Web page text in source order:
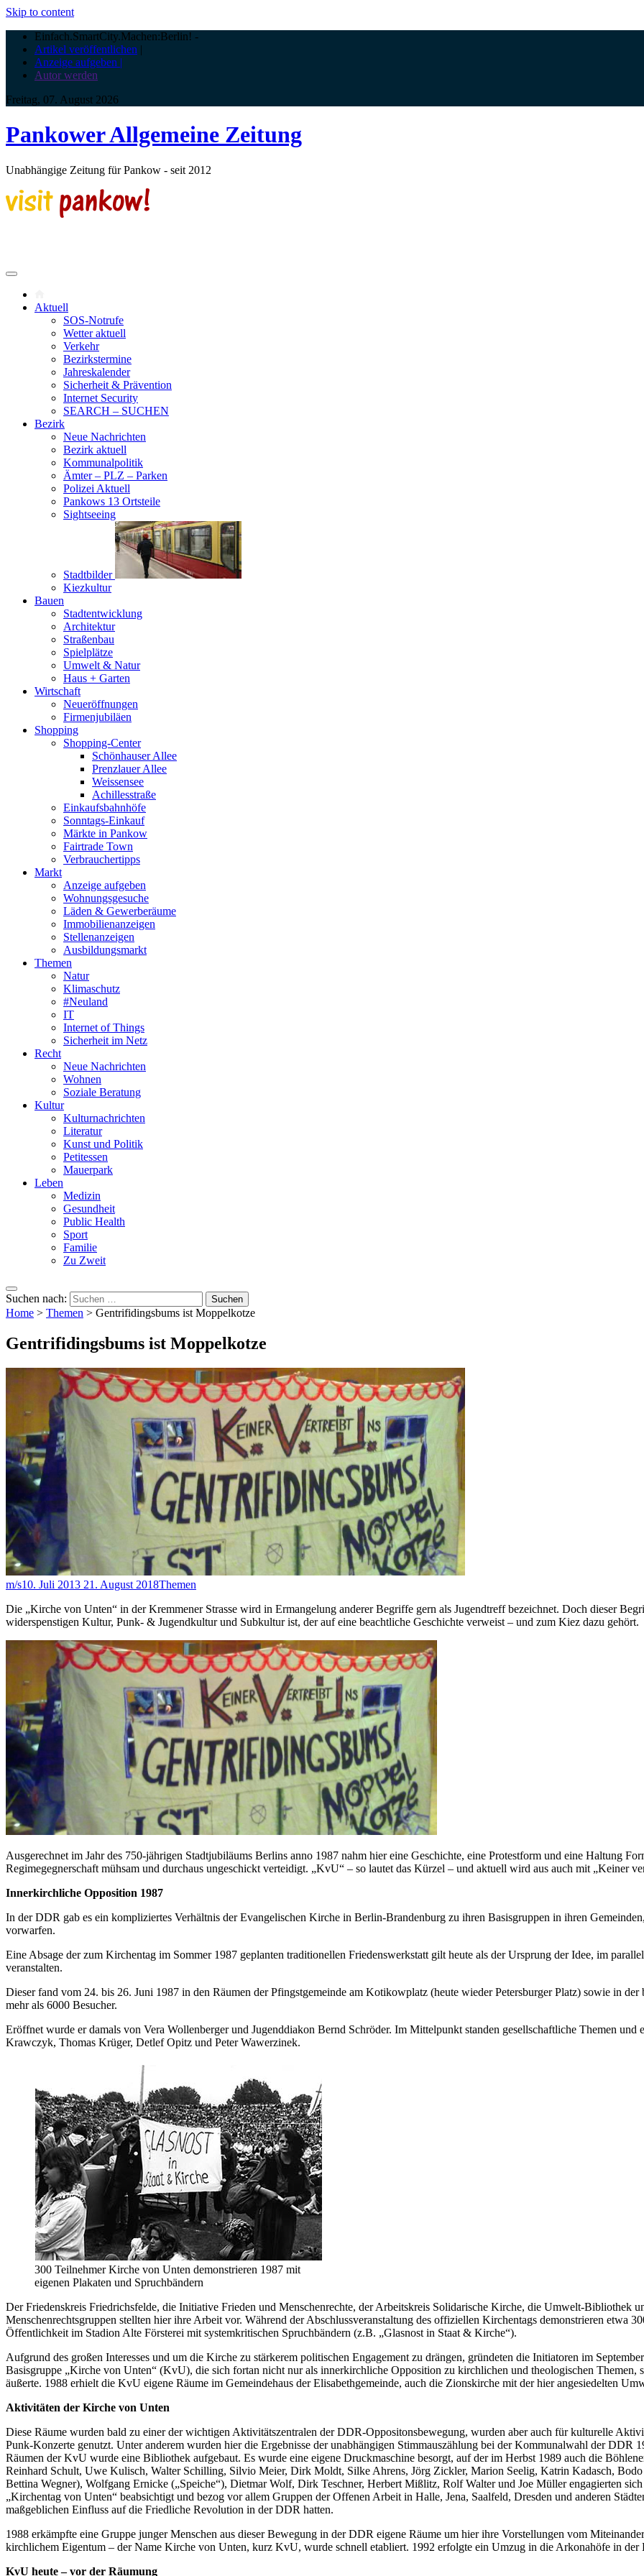
Skip to content
Einfach.SmartCity.Machen:Berlin! -
Artikel veröffentlichen |
Anzeige aufgeben |
Autor werden
Freitag, 07. August 2026
Pankower Allgemeine Zeitung
Unabhängige Zeitung für Pankow - seit 2012
Aktuell
SOS-Notrufe
Wetter aktuell
Verkehr
Bezirkstermine
Jahreskalender
Sicherheit & Prävention
Internet Security
SEARCH – SUCHEN
Bezirk
Neue Nachrichten
Bezirk aktuell
Kommunalpolitik
Ämter – PLZ – Parken
Polizei Aktuell
Pankows 13 Ortsteile
Sightseeing
Stadtbilder
Kiezkultur
Bauen
Stadtentwicklung
Architektur
Straßenbau
Spielplätze
Umwelt & Natur
Haus + Garten
Wirtschaft
Neueröffnungen
Firmenjubiläen
Shopping
Shopping-Center
Schönhauser Allee
Prenzlauer Allee
Weissensee
Achillesstraße
Einkaufsbahnhöfe
Sonntags-Einkauf
Märkte in Pankow
Fairtrade Town
Verbrauchertipps
Markt
Anzeige aufgeben
Wohnungsgesuche
Läden & Gewerberäume
Immobilienanzeigen
Stellenanzeigen
Ausbildungsmarkt
Themen
Natur
Klimaschutz
#Neuland
IT
Internet of Things
Sicherheit im Netz
Recht
Neue Nachrichten
Wohnen
Soziale Beratung
Kultur
Kulturnachrichten
Literatur
Kunst und Politik
Petitessen
Mauerpark
Leben
Medizin
Gesundheit
Public Health
Sport
Familie
Zu Zweit
Suchen nach:
Home > Themen > Gentrifidingsbums ist Moppelkotze
Gentrifidingsbums ist Moppelkotze
m/s10. Juli 2013 21. August 2018Themen
Die „Kirche von Unten“ in der Kremmener Strasse wird in Ermangelung anderer Begriffe gern als Jugendtreff bezeichnet. Doch dieser
widerspenstigen Kultur, Punk- & Jugendkultur und Subkultur ist, der auf eine beachtliche Geschichte verweist – und zum Kiez dazu gehört.
Ausgerechnet im Jahr des 750-jährigen Stadtjubiläums Berlins anno 1987 nahm hier eine Geschichte, eine Protestform und eine Haltung
Regimegegnerschaft mühsam und durchaus ungeschickt verteidigt. „KvU“ – so lautet das Kürzel – und aktuell wird aus auch mit „Keiner
Innerkirchliche Opposition 1987
In der DDR gab es ein kompliziertes Verhältnis der Evangelischen Kirche in Berlin-Brandenburg zu ihren Basisgruppen in ihren
vorwarfen.
Eine Absage der zum Kirchentag im Sommer 1987 geplanten traditionellen Friedenswerkstatt gilt heute als der Ursprung der Idee, im
veranstalten.
Dieser fand vom 24. bis 26. Juni 1987 in den Räumen der Pfingstgemeinde am Kotikowplatz (heute wieder Petersburger Platz) sowie in
mehr als 6000 Besucher.
Eröffnet wurde er damals von Vera Wollenberger und Jugenddiakon Bernd Schröder. Im Mittelpunkt standen gesellschaftliche Themen und
Krawczyk, Thomas Krüger, Detlef Opitz und Peter Wawerzinek.
300 Teilnehmer Kirche von Unten demonstrieren 1987 mit
eigenen Plakaten und Spruchbändern
Der Friedenskreis Friedrichsfelde, die Initiative Frieden und Menschenrechte, der Arbeitskreis Solidarische Kirche, die Umwelt-Bibliothek
Menschenrechtsgruppen stellten hier ihre Arbeit vor. Während der Abschlussveranstaltung des offiziellen Kirchentags demonstrieren etwa
Öffentlichkeit im Stadion Alte Försterei mit systemkritischen Spruchbändern (z.B. „Glasnost in Staat & Kirche“).
Aufgrund des großen Interesses und um die Kirche zu stärkerem politischen Engagement zu drängen, gründeten die Initiatoren im
Basisgruppe „Kirche von Unten“ (KvU), die sich fortan nicht nur als innerkirchliche Opposition zu kirchlichen und theologischen Themen,
äußerte. 1988 erhielt die KvU eigene Räume im Gemeindehaus der Elisabethgemeinde, auch die Zionskirche mit der hier angesiedelten
Aktivitäten der Kirche von Unten
Diese Räume wurden bald zu einer der wichtigen Aktivitätszentralen der DDR-Oppositonsbewegung, wurden aber auch für kulturelle
Punk-Konzerte genutzt. Unter anderem wurden hier die Ergebnisse der unabhängigen Stimmauszählung bei der Kommunalwahl der DDR
Räumen der KvU wurde eine Bibliothek aufgebaut. Es wurde eine eigene Druckmaschine besorgt, auf der im Herbst 1989 auch die
Reinhard Schult, Uwe Kulisch, Walter Schilling, Silvio Meier, Dirk Moldt, Silke Ahrens, Jörg Zickler, Marion Seelig, Katrin Kadasch,
Bettina Wegner), Wolfgang Ernicke („Speiche“), Dietmar Wolf, Dirk Teschner, Herbert Mißlitz, Rolf Walter und Joe Müller engagierten
„Kirchentag von Unten“ beabsichtigt und bezog vor allem Gruppen der Offenen Arbeit in Halle, Jena, Saalfeld, Dresden und anderen
maßgeblichen Einfluss auf die Friedliche Revolution in der DDR hatten.
1988 erkämpfte eine Gruppe junger Menschen aus dieser Bewegung in der DDR eigene Räume um hier ihre Vorstellungen vom
kirchlichem Eigentum – der Name Kirche von Unten, kurz KvU, wurde schnell etabliert. 1992 erfolgte ein Umzug in die Arkonahöfe in
KvU heute – vor der Räumung